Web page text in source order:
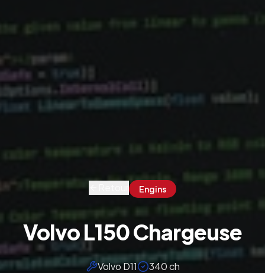
Engins
Volvo L150 Chargeuse
Volvo D11 340 ch